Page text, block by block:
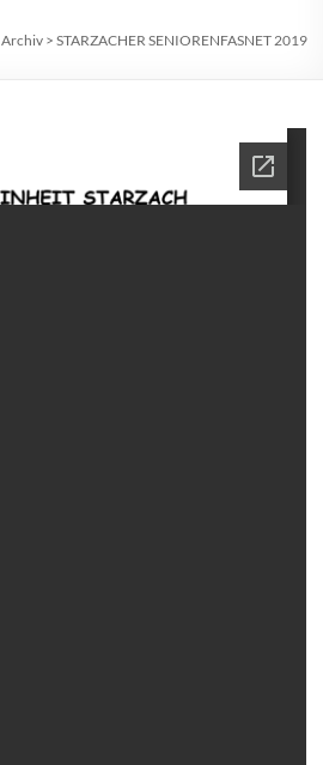
Archiv> STARZACHER SENIORENFASNET 2019